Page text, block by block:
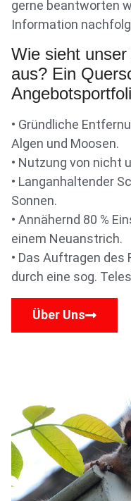
gerne beantworten
Information
Wie sieht
aus? Ein
• Gründliche
Algen und Moosen.
• Nutzung von nicht
• Langanhaltender
Sonnen.
• Annähernd 80 %
einem Neuanstrich.
• Das Auftragen
durch eine sog.
Über Uns